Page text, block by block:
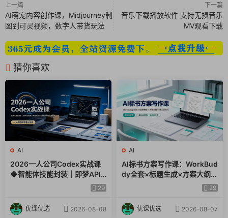
上一篇
AI萌宠内容创作课，Midjourney制
图到可灵视频，数字人带货玩法
下一篇
音乐下载播放软件 支持无损音乐
MV观看下载
猜你喜欢
AI
2026一人公司Codex实战课
◆智能体技能封装｜即梦API
视频｜电商视觉PPT自动化全29
优课优选 2026-08-08
AI
AI标书方案写作课：WorkBud
dy全套×标题生成×方案大纲×
提示词技巧×废标点检查×豆包
29
优课优选 2026-08-07